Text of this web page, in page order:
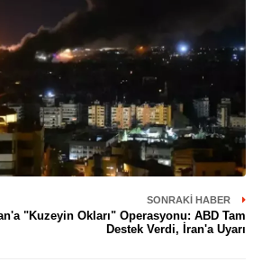
SONRAKI HABER
"Kuzeyin Okları" Operasyonu: ABD Tam
Destek Verdi, İran'a Uyarı